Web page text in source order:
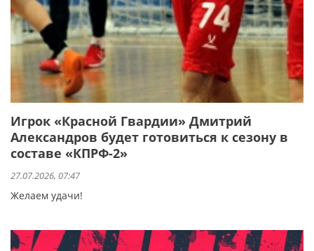
Игрок «Красной Гвардии» Дмитрий
Александров будет готовиться к сезону в
составе «КПРФ-2»
27.07.2026, 07:47
Желаем удачи!